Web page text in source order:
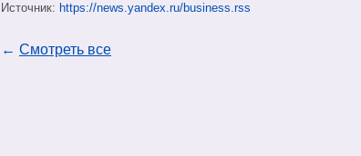
Источник: https://news.yandex.ru/business.rss
← Смотреть все